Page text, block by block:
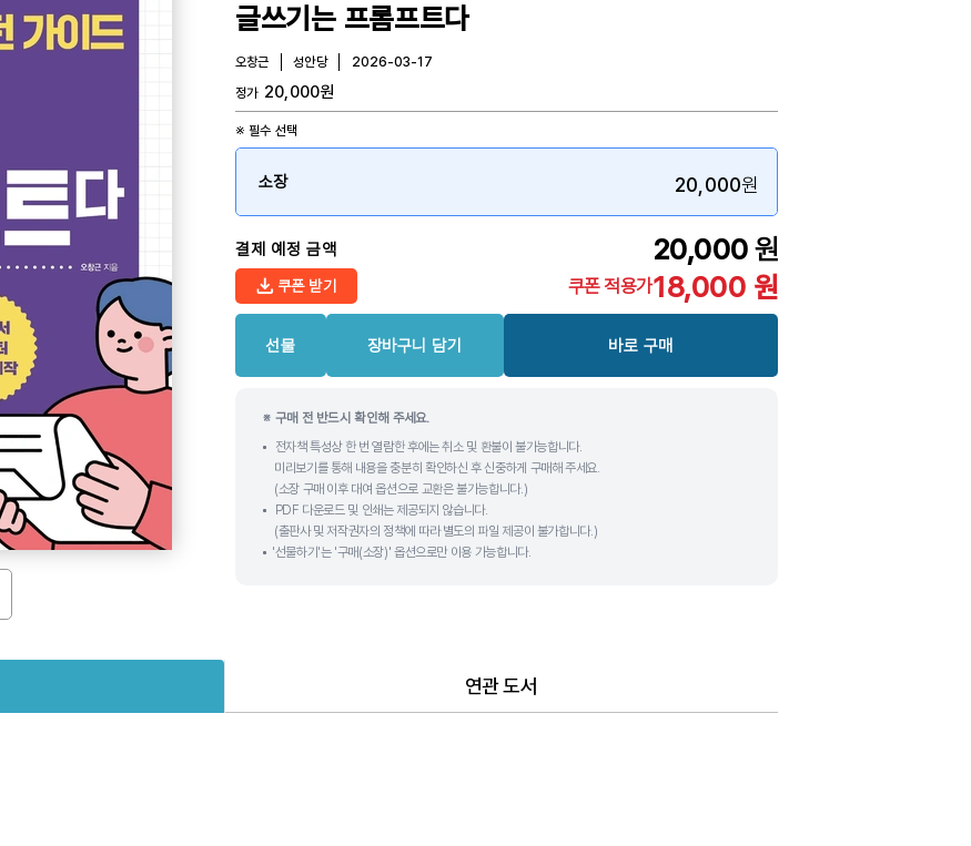
글쓰기는 프롬프트다
오창근 성안당
2026-03-17
정가 20,000원
※ 필수 선택
소장 20,000원
결제 예정 금액 20,000원
쿠폰 받기 쿠폰 적용가18,000 원
선물 장바구니 담기 바로 구매
※ 구매 전 반드시 확인해 주세요.
전자책 특성상 한 번 열람한 후에는 취소 및 환불이 불가능합니다.
미리보기를 통해 내용을 충분히 확인하신 후 신중하게 구매해 주세요.
(소장 구매 이후 대여 옵션으로 교환은 불가능합니다.)
PDF 다운로드 및 인쇄는 제공되지 않습니다.
(출판사 및 저작권자의 정책에 따라 별도의 파일 제공이 불가합니다.)
'선물하기'는 '구매(소장)' 옵션으로만 이용 가능합니다.
연관 도서